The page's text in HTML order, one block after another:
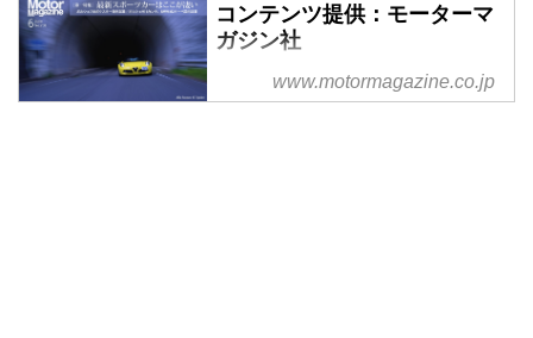
コンテンツ提供：モーターマ
ガジン社
掲載元：日本の自動車年鑑
www.motormagazine.co.jp